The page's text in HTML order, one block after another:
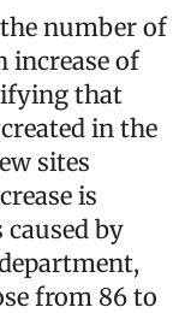
the number of
increase of
that
in the
sites
is
by
from 86 to